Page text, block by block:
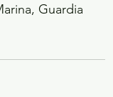
Guardia